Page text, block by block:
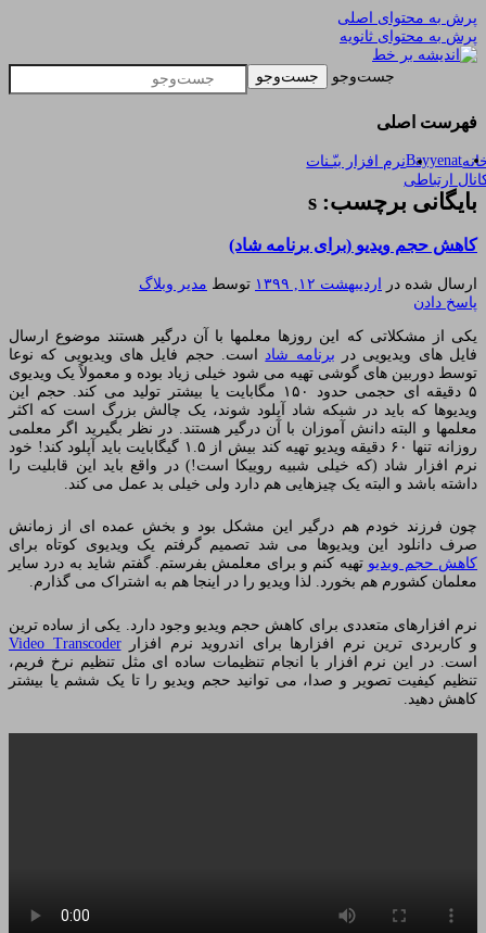
پرش به محتوای اصلی
پرش به محتوای ثانویه
اندیشه بر خط
یادداشتهای یک معلم در باب زندگی، اخلاق، اخبار،
علم و سیاست
جست‌وجو
فهرست اصلی
Bayyenatنرم افزار بیّـنات
ارتباطی
بایگانی برچسب: s
کاهش حجم ویدیو (برای برنامه شاد)
ارسال شده در اردیبهشت ۱۲, ۱۳۹۹ توسط مدیر وبلاگ
پاسخ دادن
یکی از مشکلاتی که این روزها معلمها با آن درگیر هستند موضوع ارسال
فایل های ویدیویی در برنامه شاد است. حجم فایل های ویدیویی که نوعا
توسط دوربین های گوشی تهیه می شود خیلی زیاد بوده و معمولاً یک ویدیوی
۵ دقیقه ای حجمی حدود ۱۵۰ مگابایت یا بیشتر تولید می کند. حجم این
ویدیوها که باید در شبکه شاد آپلود شوند، یک چالش بزرگ است که اکثر
معلمها و البته دانش آموزان با آن درگیر هستند. در نظر بگیرید اگر معلمی
روزانه تنها ۶۰ دقیقه ویدیو تهیه کند بیش از ۱.۵ گیگابایت باید آپلود کند! خود
نرم افزار شاد (که خیلی شبیه روییکا است!) در واقع باید این قابلیت را
داشته باشد و البته یک چیزهایی هم دارد ولی خیلی بد عمل می کند.
چون فرزند خودم هم درگیر این مشکل بود و بخش عمده ای از زمانش
صرف دانلود این ویدیوها می شد تصمیم گرفتم یک ویدیوی کوتاه برای
کاهش حجم ویدیو تهیه کنم و برای معلمش بفرستم. گفتم شاید به درد سایر
معلمان کشورم هم بخورد. لذا ویدیو را در اینجا هم به اشتراک می گذارم.
نرم افزارهای متعددی برای کاهش حجم ویدیو وجود دارد. یکی از ساده ترین
و کاربردی ترین نرم افزارها برای اندروید نرم افزارVideo Transcoder
است. در این نرم افزار با انجام تنظیمات ساده ای مثل تنظیم نرخ فریم،
تنظیم کیفیت تصویر و صدا، می توانید حجم ویدیو را تا یک ششم یا بیشتر
کاهش دهید.